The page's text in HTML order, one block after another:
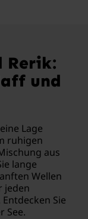
Rerik:
und
Lage
ruhigen
aus
lange
Wellen
jeden
Sie
See.